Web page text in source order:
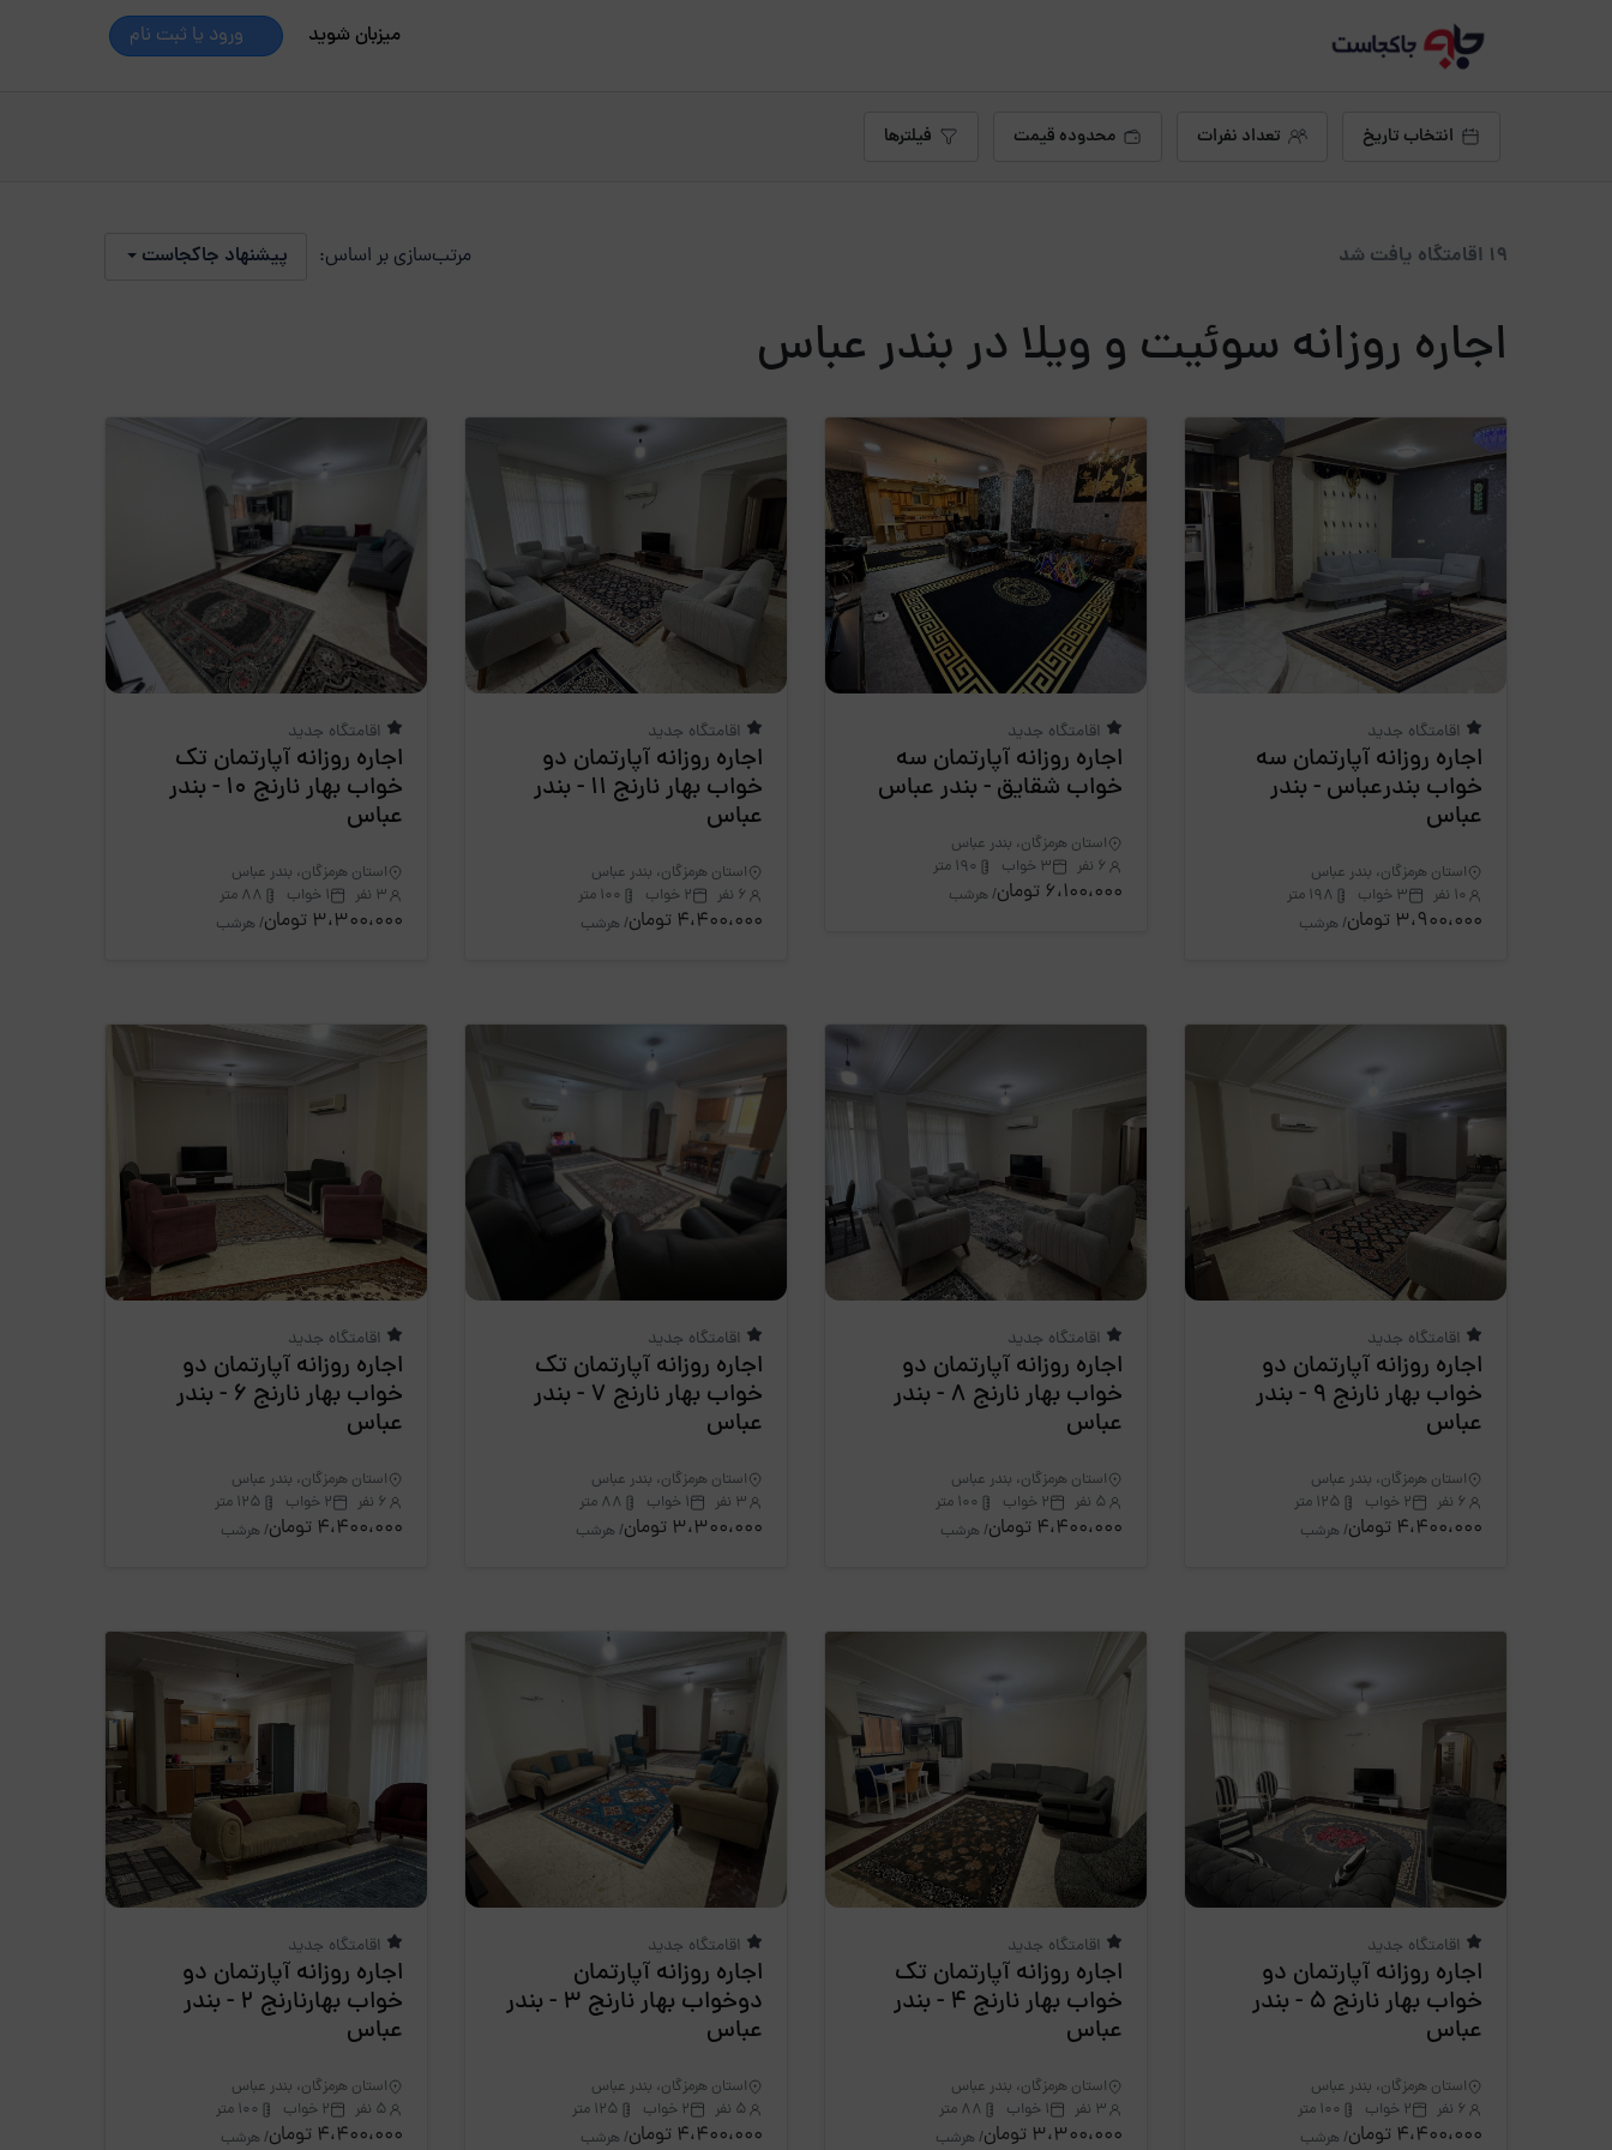
میزبان شوید ورود یا ثبت نام
انتخاب تاریخ تعداد نفرات محدوده قیمت فیلترها
19 اقامتگاه یافت شد مرتب‌سازی بر اساس: پیشنهاد جاکجاست
اجاره روزانه سوئیت و ویلا در بندر عباس
اقامتگاه جدید
اجاره روزانه آپارتمان سه
خواب بندرعباس - بندر
عباس
استان هرمزگان، بندر عباس
10 نفر
3 خواب 198 متر
3،900،000 تومان / هرشب
اقامتگاه جدید
اجاره روزانه آپارتمان سه
خواب شقایق - بندر عباس
استان هرمزگان، بندر عباس
6 نفر
3 خواب 190 متر
6،100،000 تومان / هرشب
اقامتگاه جدید
اجاره روزانه آپارتمان دو
خواب بهار نارنج 11 - بندر
عباس
استان هرمزگان، بندر عباس
6 نفر
2 خواب 100 متر
4،400،000 تومان / هرشب
اقامتگاه جدید
اجاره روزانه آپارتمان تک
خواب بهار نارنج 10 - بندر
عباس
استان هرمزگان، بندر عباس
3 نفر
1 خواب 88 متر
3،300،000 تومان / هرشب
اقامتگاه جدید
اجاره روزانه آپارتمان دو
خواب بهار نارنج 9 - بندر
عباس
استان هرمزگان، بندر عباس
6 نفر
2 خواب 125 متر
4،400،000 تومان / هرشب
اقامتگاه جدید
اجاره روزانه آپارتمان دو
خواب بهار نارنج 8 - بندر
عباس
استان هرمزگان، بندر عباس
5 نفر
2 خواب 100 متر
4،400،000 تومان / هرشب
اقامتگاه جدید
اجاره روزانه آپارتمان تک
خواب بهار نارنج 7 - بندر
عباس
استان هرمزگان، بندر عباس
3 نفر
1 خواب 88 متر
3،300،000 تومان / هرشب
اقامتگاه جدید
اجاره روزانه آپارتمان دو
خواب بهار نارنج 6 - بندر
عباس
استان هرمزگان، بندر عباس
6 نفر
2 خواب 125 متر
4،400،000 تومان / هرشب
اقامتگاه جدید
اجاره روزانه آپارتمان دو
خواب بهار نارنج 5 - بندر
عباس
استان هرمزگان، بندر عباس
6 نفر
2 خواب 100 متر
4،400،000 تومان / هرشب
اقامتگاه جدید
اجاره روزانه آپارتمان تک
خواب بهار نارنج 4 - بندر
عباس
استان هرمزگان، بندر عباس
3 نفر
1 خواب 88 متر
3،300،000 تومان / هرشب
اقامتگاه جدید
اجاره روزانه آپارتمان
دوخواب بهار نارنج 3 - بندر
عباس
استان هرمزگان، بندر عباس
5 نفر
2 خواب 125 متر
4،400،000 تومان / هرشب
اقامتگاه جدید
اجاره روزانه آپارتمان دو
خواب بهارنارنج 2 - بندر
عباس
استان هرمزگان، بندر عباس
5 نفر
2 خواب 100 متر
4،400،000 تومان / هرشب